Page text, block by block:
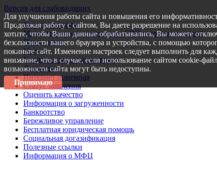
Версия для слабовидящих
Запись на прием
Меры поддержки участникам СВО и членам их семей
Пресс-центр
Услуги
Услуги в электронном виде
Документы
Интернет-приемная
Статус заявления
Оценить качество
Информация о загруженности
Банкротство
Бережливое управление
Бесплатная юридическая помощь
Социальная догазификация
Полезные ссылки
Информация о МФЦ
Для улучшения работы сайта и повышения его
Продолжая работу с сайтом, Вы даете разрешение на
хотите, чтобы Ваши данные обрабатывались, Вы можете
безопасности вашего браузера и устройства, с помощью
покиньте сайт. Изменение настроек следует выполнить для
внимание, что в случае, если использование сайтом cookie-
возможности сайта могут быть недоступны.
Принимаю